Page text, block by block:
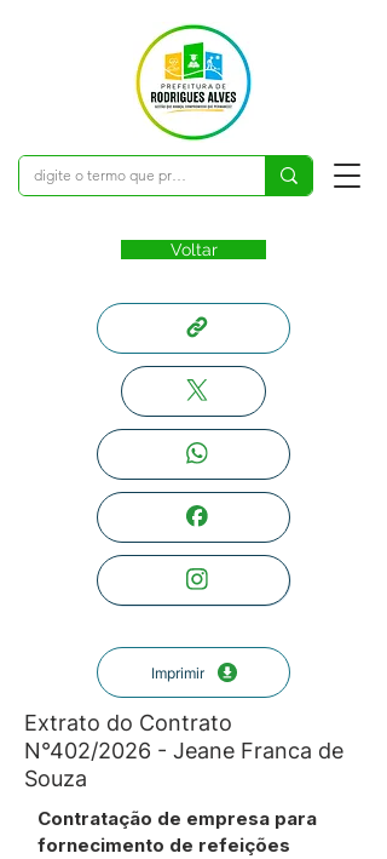
Voltar
Imprimir
Extrato do Contrato
N°402/2026 - Jeane Franca de
Souza
Contratação de empresa para
fornecimento de refeições